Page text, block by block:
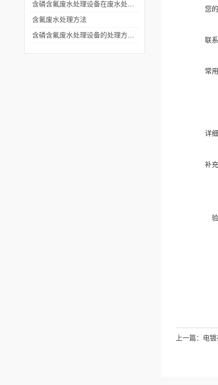
含氟废水处理方法
您
联
常
详
补
上一篇： 电